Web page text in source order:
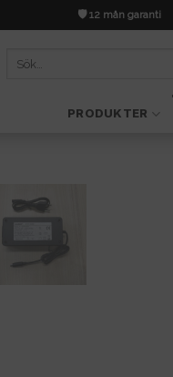
🛡️ 12 mån garanti
PRODUKTER